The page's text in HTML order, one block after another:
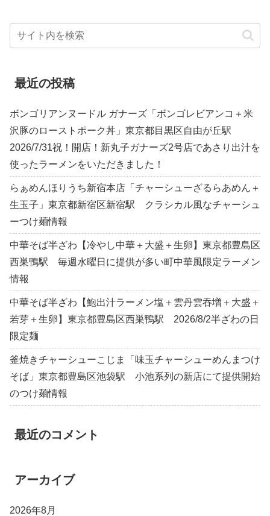
最近の投稿
ボンゴリアンヌードル ガナーズ「ボンゴレビアンコ＋米
沢豚のローストポーク丼」東京都目黒区自由が丘駅
2026/7/31祝！開店！新丸子ガナーズ2号店であさり出汁を
使ったラーメンをいただきました！
らぁめんほりうち新宿本店「チャーシューざるらあめん＋
生玉子」東京都新宿区新宿駅 クラシカル風なチャーシュ
ーつけ麺情報
中華そば半ざわ【冷やし中華＋大盛＋生卵】東京都豊島区
西巣鴨駅 毎週水曜日に提供が多い町中華風限定ラーメン
情報
中華そば半ざわ【鮑出汁ラーメン塩＋雲丹雲吞増＋大盛＋
若芽＋生卵】東京都豊島区西巣鴨駅 2026/8/2半ざわの日
限定麺
釜焼きチャーシューこじま「味玉チャーシューめんまつけ
そば」東京都豊島区池袋駅 小池系列の新店にて提供開始
のつけ麺情報
最近のコメント
アーカイブ
2026年8月